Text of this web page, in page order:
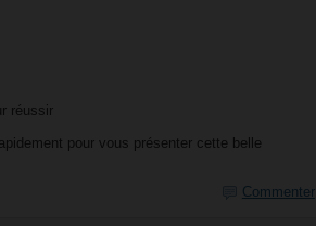
réussir
pour vous présenter cette belle
Commenter